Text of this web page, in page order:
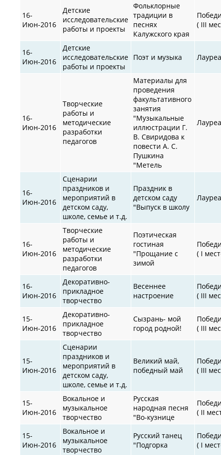
16-
Июн-2016
Детские
исследовательские
работы и проекты
Фольклорные
традиции в
песнях
Калужского края
( III
16-
Июн-2016
Детские
исследовательские
работы и проекты
Поэт и музыка
16-
Июн-2016
Творческие
работы и
методические
разработки
педагогов
Материалы для
проведения
факультативного
занятия
"Музыкальные
иллюстрации Г.
В. Свиридова к
повести А. С.
Пушкина
"Метель
16-
Июн-2016
Сценарии
праздников и
мероприятий в
детском саду,
школе, семье и т.д.
Праздник в
детском саду
"Выпуск в школу
16-
Июн-2016
Творческие
работы и
методические
разработки
педагогов
Поэтическая
гостиная
"Прощание с
зимой
( I
16-
Июн-2016
Декоративно-
прикладное
творчество
Весеннее
настроение
( III
15-
Июн-2016
Декоративно-
прикладное
творчество
Сызрань- мой
город родной!
( III
15-
Июн-2016
Сценарии
праздников и
мероприятий в
детском саду,
школе, семье и т.д.
Великий май,
победный май
( III
15-
Июн-2016
Вокальное и
музыкальное
творчество
Русская
народная песня
"Во-кузнице
( II
15-
Июн-2016
Вокальное и
музыкальное
творчество
Русский танец
"Подгорка
( I